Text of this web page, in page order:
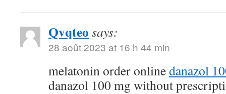
Qvqteo says:
28 août 2023 at 16 h 44 min
melatonin order onlinedanazol
danazol 100 mg without